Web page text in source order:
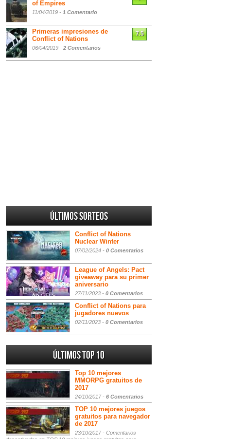
of Empires
11/04/2019 - 1 Comentario
Primeras impresiones de
Conflict of Nations
06/04/2019 - 2 Comentarios
7.5
Últimos sorteos
Conflict of Nations
Nuclear Winter
07/02/2024 - 0 Comentarios
League of Angels: Pact
giveaway para su primer
aniversario
27/11/2023 - 0 Comentarios
Conflict of Nations para
jugadores nuevos
02/11/2023 - 0 Comentarios
Últimos Top 10
Top 10 mejores
MMORPG gratuitos de
2017
24/10/2017 - 6 Comentarios
TOP 10 mejores juegos
gratuitos para navegador
de 2017
23/10/2017 - Comentarios